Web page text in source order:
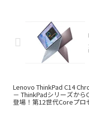
Lenovo ThinkPad C14
－ ThinkPadシリーズか
登場！第12世代Coreプロ